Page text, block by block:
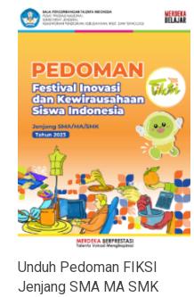
Unduh Pedoman FIKSI
Jenjang SMA MA SMK